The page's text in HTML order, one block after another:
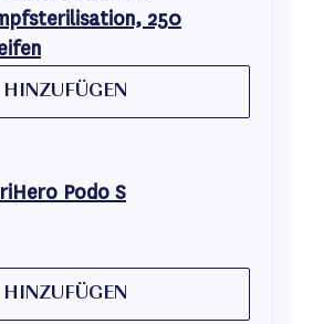
250
HINZUFÜGEN
Podo S
HINZUFÜGEN